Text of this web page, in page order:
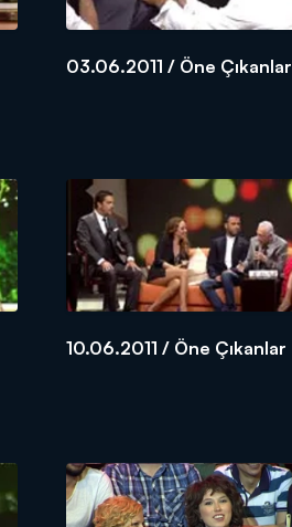
03.06.2011 / Öne Çıkanlar
10.06.2011 / Öne Çıkanlar